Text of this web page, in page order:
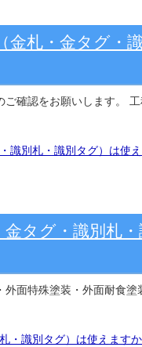
札・金タグ・
確認をお願いします。
識別札・識別タグ）は使
タグ・識別札・
面特殊塗装・外面耐食塗
・識別タグ）は使えます